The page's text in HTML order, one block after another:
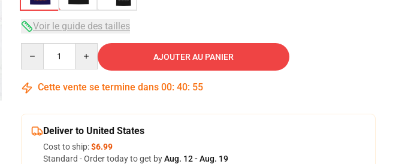
Voir le guide des tailles
AJOUTER AU PANIER
Cette vente se termine dans 00: 40: 54
Deliver to United States
Cost to ship:$6.99
Standard - Order today to get byAug. 12 - Aug. 19